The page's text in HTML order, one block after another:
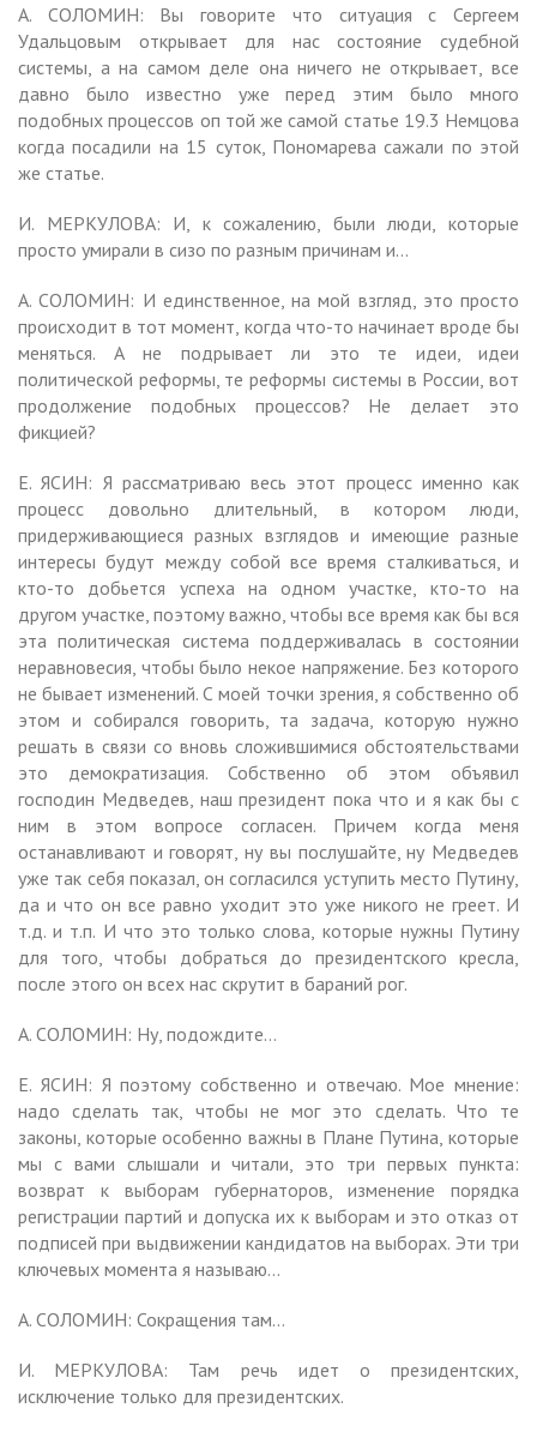
А. СОЛОМИН: Вы говорите что ситуация с Сергеем
Удальцовым открывает для нас состояние судебной
системы, а на самом деле она ничего не открывает, все
давно было известно уже перед этим было много
подобных процессов оп той же самой статье 19.3 Немцова
когда посадили на 15 суток, Пономарева сажали по этой
же статье.
И. МЕРКУЛОВА: И, к сожалению, были люди, которые
просто умирали в сизо по разным причинам и…
А. СОЛОМИН: И единственное, на мой взгляд, это просто
происходит в тот момент, когда что-то начинает вроде бы
меняться. А не подрывает ли это те идеи, идеи
политической реформы, те реформы системы в России, вот
продолжение подобных процессов? Не делает это
фикцией?
Е. ЯСИН: Я рассматриваю весь этот процесс именно как
процесс довольно длительный, в котором люди,
придерживающиеся разных взглядов и имеющие разные
интересы будут между собой все время сталкиваться, и
кто-то добьется успеха на одном участке, кто-то на
другом участке, поэтому важно, чтобы все время как бы вся
эта политическая система поддерживалась в состоянии
неравновесия, чтобы было некое напряжение. Без которого
не бывает изменений. С моей точки зрения, я собственно об
этом и собирался говорить, та задача, которую нужно
решать в связи со вновь сложившимися обстоятельствами
это демократизация. Собственно об этом объявил
господин Медведев, наш президент пока что и я как бы с
ним в этом вопросе согласен. Причем когда меня
останавливают и говорят, ну вы послушайте, ну Медведев
уже так себя показал, он согласился уступить место Путину,
да и что он все равно уходит это уже никого не греет. И
т.д. и т.п. И что это только слова, которые нужны Путину
для того, чтобы добраться до президентского кресла,
после этого он всех нас скрутит в бараний рог.
А. СОЛОМИН: Ну, подождите…
Е. ЯСИН: Я поэтому собственно и отвечаю. Мое мнение:
надо сделать так, чтобы не мог это сделать. Что те
законы, которые особенно важны в Плане Путина, которые
мы с вами слышали и читали, это три первых пункта:
возврат к выборам губернаторов, изменение порядка
регистрации партий и допуска их к выборам и это отказ от
подписей при выдвижении кандидатов на выборах. Эти три
ключевых момента я называю…
А. СОЛОМИН: Сокращения там…
И. МЕРКУЛОВА: Там речь идет о президентских,
исключение только для президентских.